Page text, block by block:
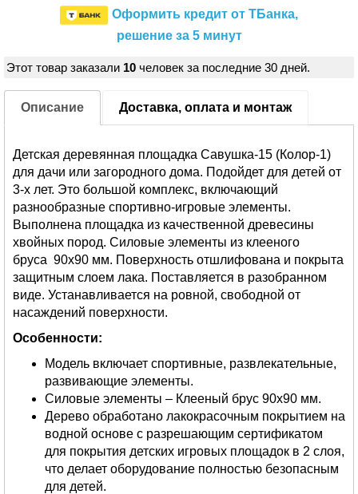
Оформить кредит от ТБанка,
решение за 5 минут
Этот товар заказали 10 человек за последние 30 дней.
Описание Доставка, оплата и монтаж
Детская деревянная площадка Савушка-15 (Колор-1)
для дачи или загородного дома. Подойдет для детей от
3-х лет. Это большой комплекс, включающий
разнообразные спортивно-игровые элементы.
Выполнена площадка из качественной древесины
хвойных пород. Силовые элементы из клееного
бруса 90х90 мм. Поверхность отшлифована и покрыта
защитным слоем лака. Поставляется в разобранном
виде. Устанавливается на ровной, свободной от
насаждений поверхности.
Особенности:
Модель включает спортивные, развлекательные,
развивающие элементы.
Силовые элементы – Клееный брус 90х90 мм.
Дерево обработано лакокрасочным покрытием на
водной основе с разрешающим сертификатом
для покрытия детских игровых площадок в 2 слоя,
что делает оборудование полностью безопасным
для детей.